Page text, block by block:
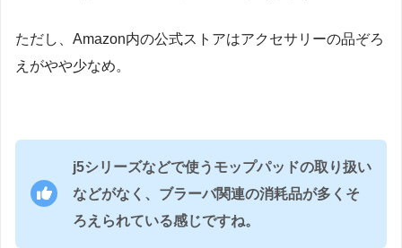
ただし、Amazon内の公式ストアはアクセサリーの品ぞろ
えがやや少なめ。
j5シリーズなどで使うモップパッドの取り扱い
などがなく、ブラーバ関連の消耗品が多くそ
ろえられている感じですね。